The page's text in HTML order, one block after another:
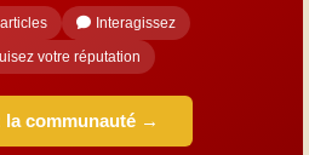
Interagissez
votre réputation
la communauté →